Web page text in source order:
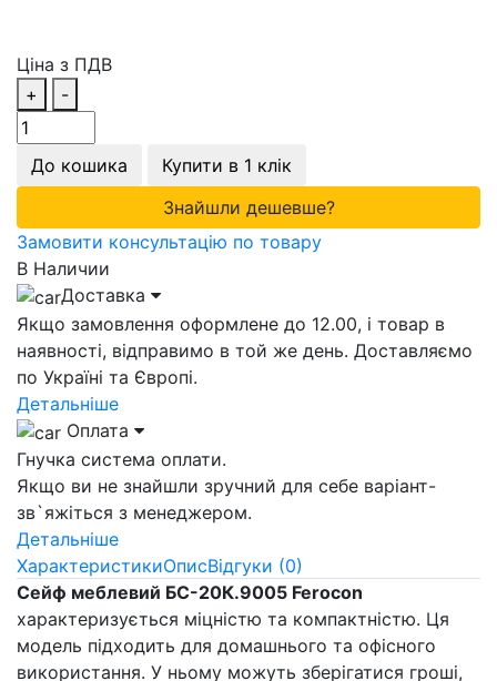
Ціна з ПДВ
+
-
До кошика
Купити в 1 клік
Знайшли дешевше?
Замовити консультацію по товару
В Наличии
Доставка
Якщо замовлення оформлене до 12.00, і товар в
наявності, відправимо в той же день. Доставляємо
по Україні та Європі.
Детальніше
Оплата
Гнучка система оплати.
Якщо ви не знайшли зручний для себе варіант-
зв`яжіться з менеджером.
Детальніше
ХарактеристикиОписВідгуки (0)
Сейф меблевий БС-20К.9005 Ferocon
характеризується міцністю та компактністю. Ця
модель підходить для домашнього та офісного
використання. У ньому можуть зберігатися гроші,